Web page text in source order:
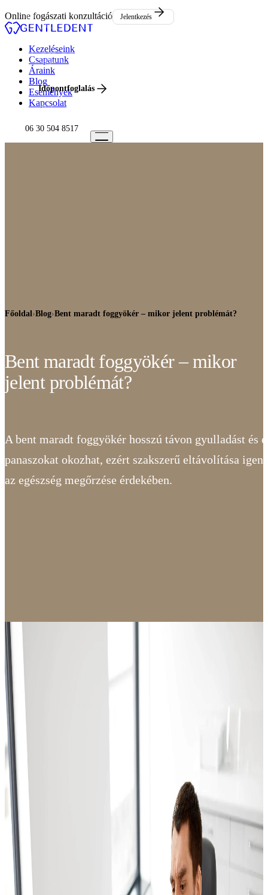
Online fogászati konzultáció Jelentkezés
Kezeléseink
Csapatunk
Áraink
Blog
Események
Kapcsolat
06 30 504 8517
Események
Kapcsolat
Időpontfoglalás
Főoldal›Blog›Bent maradt foggyökér – mikor jelent problémát?
Bent maradt foggyökér – mikor
jelent problémát?
A bent maradt foggyökér hosszú távon gyulladást és
panaszokat okozhat, ezért szakszerű eltávolítása igen
az egészség megőrzése érdekében.